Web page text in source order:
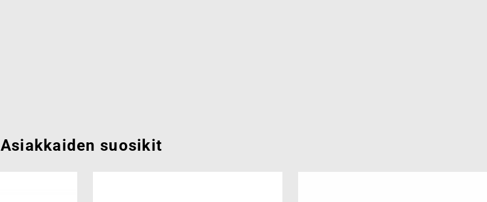
Asiakkaiden suosikit